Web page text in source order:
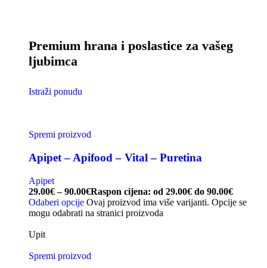
Premium hrana i poslastice za vašeg
ljubimca
Istraži ponudu
Spremi proizvod
Apipet – Apifood – Vital – Puretina
Apipet
29.00€ – 90.00€Raspon cijena: od 29.00€ do 90.00€
Odaberi opcije Ovaj proizvod ima više varijanti. Opcije se
mogu odabrati na stranici proizvoda
Upit
Spremi proizvod